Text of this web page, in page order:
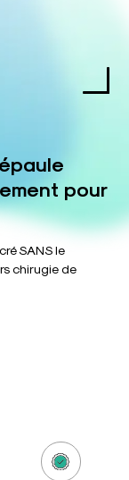
pour
SANS le
chirugie de